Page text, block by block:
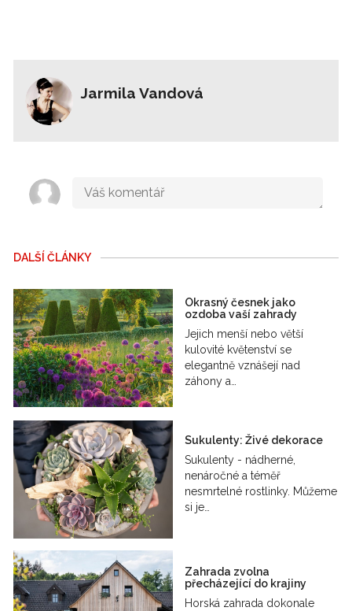
Jarmila Vandová
DALŠÍ ČLÁNKY
Okrasný česnek jako
ozdoba vaší zahrady
Jejich menší nebo větší
kulovité květenství se
elegantně vznášejí nad
záhony a…
Sukulenty: Živé dekorace
Sukulenty - nádherné,
nenáročné a téměř
nesmrtelné rostlinky. Můžeme
si je…
Zahrada zvolna
přecházející do krajiny
Horská zahrada dokonale